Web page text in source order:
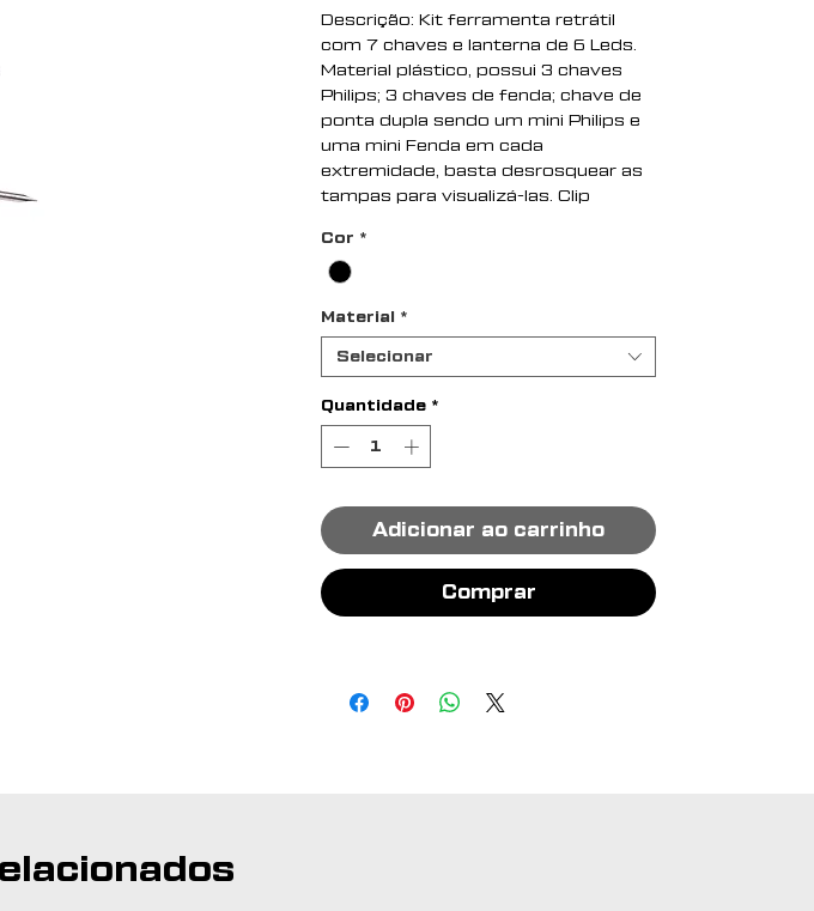
Descrição: Kit ferramenta retrátil
com 7 chaves e lanterna de 6 Leds.
Material plástico, possui 3 chaves
Philips; 3 chaves de fenda; chave de
ponta dupla sendo um mini Philips e
uma mini Fenda em cada
extremidade, basta desrosquear as
tampas para visualizá-las. Clip
para abertura do compartimento de
pilhas, pressione a localização da
tempo a parte inferior para remoção,
necessita de 3 pilhas AAA(não
acompanha).
Altura : 12,1 cm
Largura : 4,1 cm
Medidas aproximadas para
Peso aproximado (g): 172
Cor *
Material *
Selecionar
Quantidade *
Adicionar ao carrinho
Comprar